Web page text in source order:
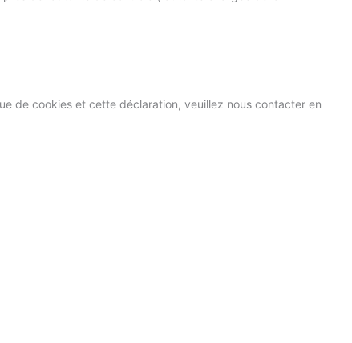
de cookies et cette déclaration, veuillez nous contacter en